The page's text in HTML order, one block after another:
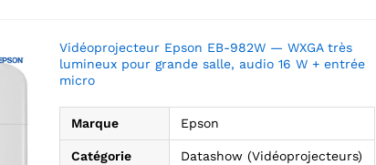
Vidéoprojecteur Epson EB-982W — WXGA très
lumineux pour grande salle, audio 16 W + entrée
micro
Marque Epson
Catégorie Datashow (Vidéoprojecteurs)